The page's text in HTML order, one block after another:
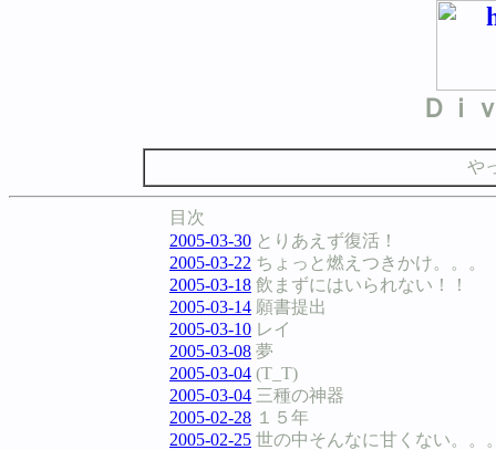
Ｄｉ
や
目次
2005-03-30 とりあえず復活！
2005-03-22 ちょっと燃えつきかけ。。。
2005-03-18 飲まずにはいられない！！
2005-03-14 願書提出
2005-03-10 レイ
2005-03-08 夢
2005-03-04 (T_T)
2005-03-04 三種の神器
2005-02-28 １５年
2005-02-25 世の中そんなに甘くない。。